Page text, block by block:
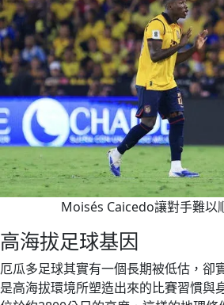
Moisés Caicedo讓對手難以
高海拔足球基因
厄瓜多足球其實有一個長期被低估，卻
是高海拔環境所塑造出來的比賽習慣與